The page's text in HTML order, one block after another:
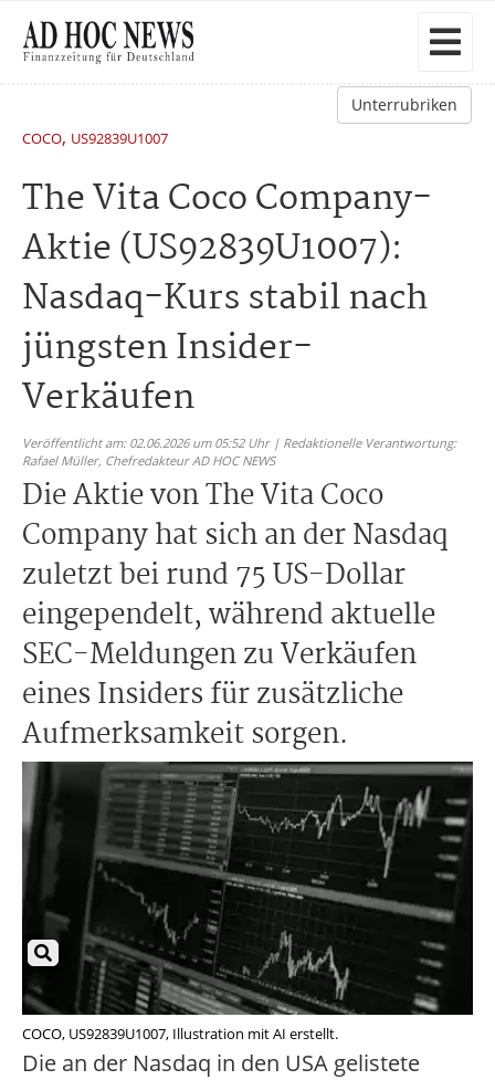
Unterrubriken
COCO, US92839U1007
The Vita Coco Company-
Aktie (US92839U1007):
Nasdaq-Kurs stabil nach
jüngsten Insider-
Verkäufen
Veröffentlicht am: 02.06.2026 um 05:52 Uhr | Redaktionelle Verantwortung:
Rafael Müller, Chefredakteur AD HOC NEWS
Die Aktie von The Vita Coco
Company hat sich an der Nasdaq
zuletzt bei rund 75 US-Dollar
eingependelt, während aktuelle
SEC-Meldungen zu Verkäufen
eines Insiders für zusätzliche
Aufmerksamkeit sorgen.
COCO, US92839U1007, Illustration mit AI erstellt.
Die an der Nasdaq in den USA gelistete